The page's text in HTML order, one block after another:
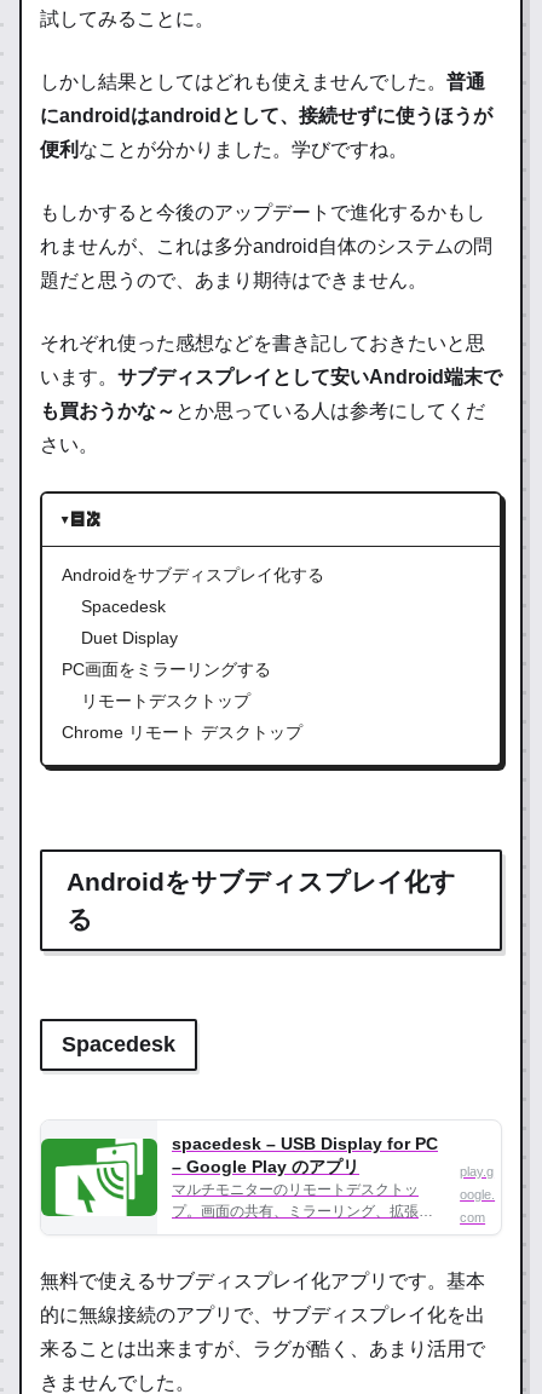
試してみることに。
しかし結果としてはどれも使えませんでした。 普通
にandroidはandroidとして、接続せずに使うほうが
便利 なことが分かりました。学びですね。
もしかすると今後のアップデートで進化するかもし
れませんが、これは多分android自体のシステムの問
題だと思うので、あまり期待はできません。
それぞれ使った感想などを書き記しておきたいと思
います。 サブディスプレイとして安いAndroid端末で
も買おうかな～ とか思っている人は参考にしてくだ
さい。
目次
Androidをサブディスプレイ化する
Spacedesk
Duet Display
PC画面をミラーリングする
リモートデスクトップ
Chrome リモート デスクトップ
Androidをサブディスプレイ化す
る
Spacedesk
spacedesk – USB Display for PC
– Google Play のアプリ
マルチモニターのリモートデスクトッ
プ。画面の共有、ミラーリング、拡張。
USB、WiFi、LAN
play.g
oogle.
com
無料で使えるサブディスプレイ化アプリです。基本
的に無線接続のアプリで、サブディスプレイ化を出
来ることは出来ますが、ラグが酷く、あまり活用で
きませんでした。